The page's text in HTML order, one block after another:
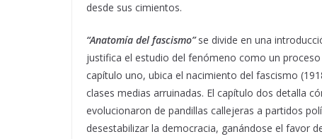
desde sus cimientos.
“Anatomía del fascismo”se divide en una
justifica el estudio del fenómeno como un
capítulo uno, ubica el nacimiento del fascismo
clases medias arruinadas. El capítulo dos detalla
evolucionaron de pandillas callejeras a partidos
desestabilizar la democracia, ganándose el favor